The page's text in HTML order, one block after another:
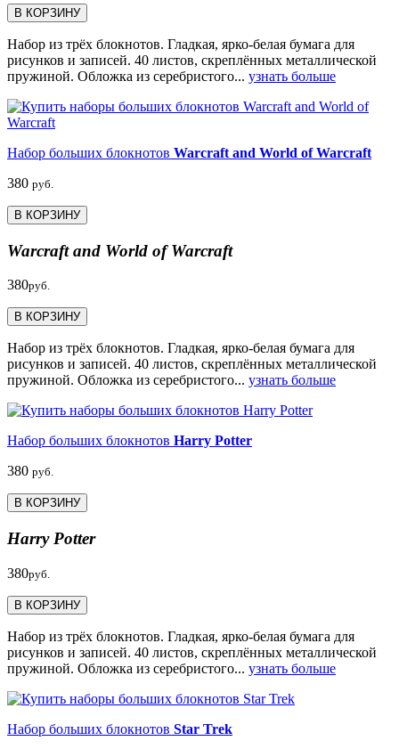
В КОРЗИНУ
Набор из трёх блокнотов. Гладкая, ярко-белая бумага для
рисунков и записей. 40 листов, скреплённых металлической
пружиной. Обложка из серебристого... узнать больше
Набор больших блокнотов Warcraft and World of Warcraft
380 руб.
В КОРЗИНУ
Warcraft and World of Warcraft
380руб.
В КОРЗИНУ
Набор из трёх блокнотов. Гладкая, ярко-белая бумага для
рисунков и записей. 40 листов, скреплённых металлической
пружиной. Обложка из серебристого... узнать больше
Набор больших блокнотов Harry Potter
380 руб.
В КОРЗИНУ
Harry Potter
380руб.
В КОРЗИНУ
Набор из трёх блокнотов. Гладкая, ярко-белая бумага для
рисунков и записей. 40 листов, скреплённых металлической
пружиной. Обложка из серебристого... узнать больше
Набор больших блокнотов Star Trek